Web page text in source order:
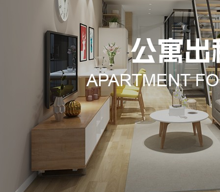
职位申请
姓名
手机
公司